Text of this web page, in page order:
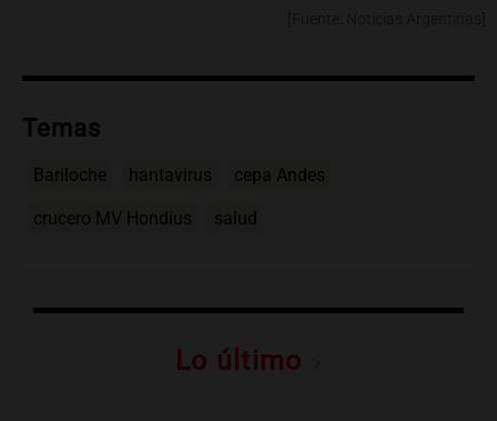
Temas
Bariloche hantavirus cepa Andes
crucero MV Hondius salud
Lo último